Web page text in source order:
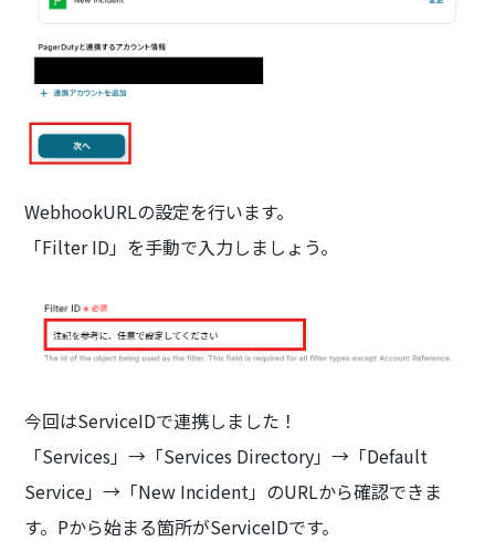
WebhookURLの設定を行います。
「Filter ID」を手動で入力しましょう。
今回はServiceIDで連携しました！
「Services」→「Services Directory」→「Default
Service」→「New Incident」のURLから確認できま
す。Pから始まる箇所がServiceIDです。